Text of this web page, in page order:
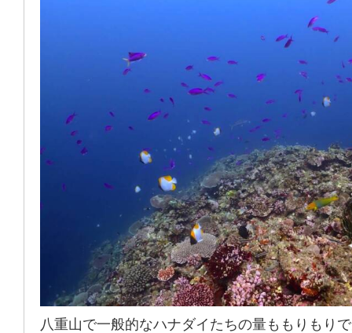
八重山で一般的なハナダイたちの量ももりもり